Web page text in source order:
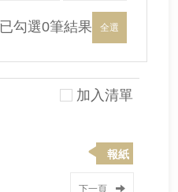
已勾選0筆結果 全選
加入清單
報紙
下一頁